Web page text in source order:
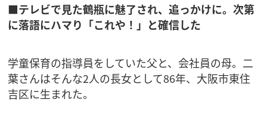
■テレビで見た鶴瓶に魅了され、追っかけに。次第
に落語にハマり「これや！」と確信した
学童保育の指導員をしていた父と、会社員の母。二
葉さんはそんな2人の長女として86年、大阪市東住
吉区に生まれた。